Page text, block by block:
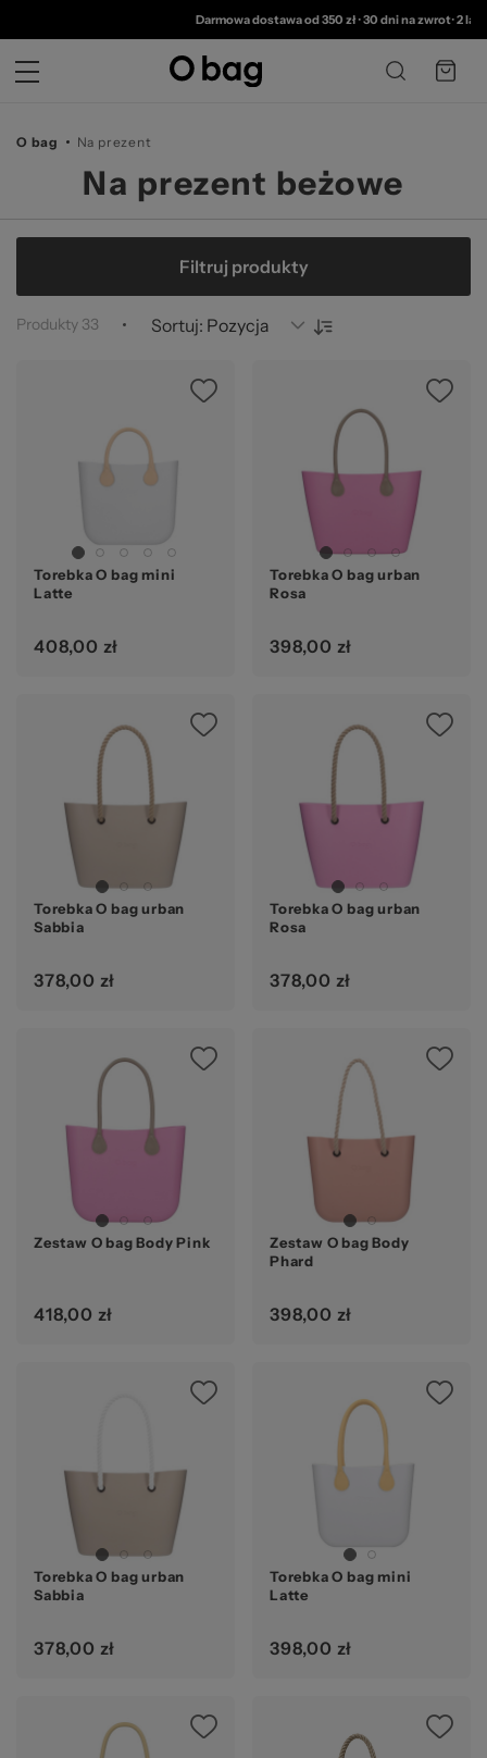
©
Darmowa dostawa od 350 zł•30 dni na zwrot•2 lata
O bag Na prezent
Na prezent beżowe
Produkty 33 Sortuj:
Filtruj produkty
Torebka O bag mini
Latte
408,00 zł
Torebka O bag urban
Rosa
398,00 zł
Torebka O bag urban
Sabbia
378,00 zł
Torebka O bag urban
Rosa
378,00 zł
Zestaw O bag Body Pink
418,00 zł
Zestaw O bag Body
Phard
398,00 zł
Torebka O bag urban
Sabbia
378,00 zł
Torebka O bag mini
Latte
398,00 zł
Ocena: